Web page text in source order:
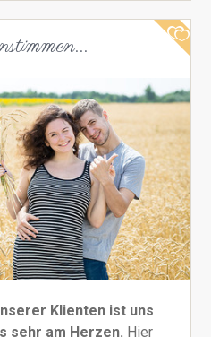
Klienten ist uns
sehr am Herzen. Hier